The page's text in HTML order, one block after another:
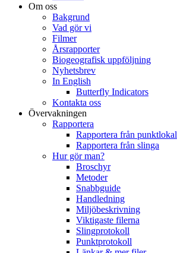
Om oss
Bakgrund
Vad gör vi
Filmer
Årsrapporter
Biogeografisk uppföljning
Nyhetsbrev
In English
Butterfly Indicators
Kontakta oss
Övervakningen
Rapportera
Rapportera från punktlokal
Rapportera från slinga
Hur gör man?
Broschyr
Metoder
Snabbguide
Handledning
Miljöbeskrivning
Viktigaste filerna
Slingprotokoll
Punktprotokoll